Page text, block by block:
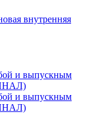
внутренняя